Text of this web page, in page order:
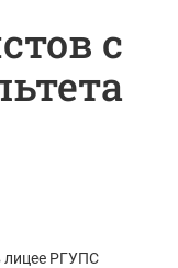
с
лицее РГУПС